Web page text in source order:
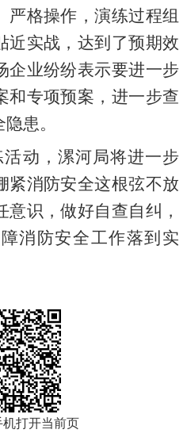
严格操作，演练过程组
近实战，达到了预期效
企业纷纷表示要进一步
和专项预案，进一步查
患。
动， 漯河局将进一步
紧消防安全这根弦不放
识，做好自查自纠，
消防安全工作落到实
打开当前页